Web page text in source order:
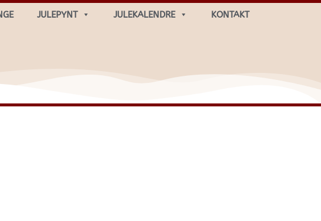
JULEPYNT JULEKALENDRE KONTAKT